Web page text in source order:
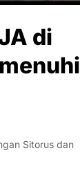
di
Sitorus dan